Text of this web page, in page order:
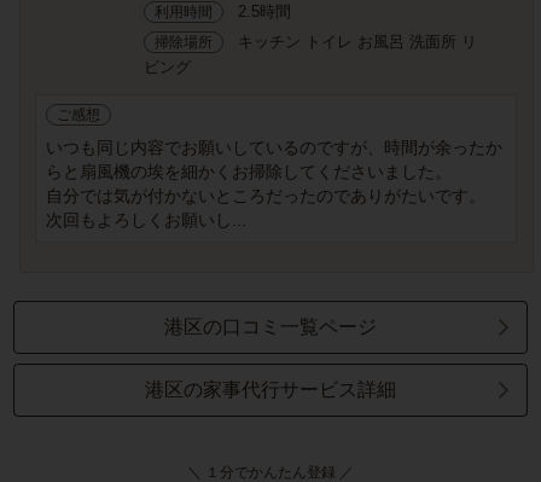
利用時間 2.5時間
掃除場所
キッチン トイレ お風呂 洗面所 リ
ビング
ご感想
いつも同じ内容でお願いしているのですが、時間が余ったか
らと扇風機の埃を細かくお掃除してくださいました。
自分では気が付かないところだったのでありがたいです。
次回もよろしくお願いし...
港区の口コミ一覧ページ
港区の家事代行サービス詳細
＼ １分でかんたん登録 ／